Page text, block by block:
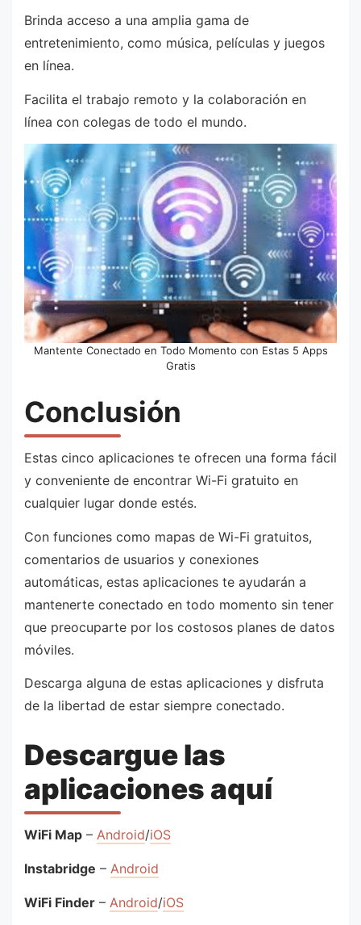
Brinda acceso a una amplia gama de
entretenimiento, como música, películas y juegos
en línea.
Facilita el trabajo remoto y la colaboración en
línea con colegas de todo el mundo.
Mantente Conectado en Todo Momento con Estas 5 Apps
Gratis
Conclusión
Estas cinco aplicaciones te ofrecen una forma fácil
y conveniente de encontrar Wi-Fi gratuito en
cualquier lugar donde estés.
Con funciones como mapas de Wi-Fi gratuitos,
comentarios de usuarios y conexiones
automáticas, estas aplicaciones te ayudarán a
mantenerte conectado en todo momento sin tener
que preocuparte por los costosos planes de datos
móviles.
Descarga alguna de estas aplicaciones y disfruta
de la libertad de estar siempre conectado.
Descargue las
aplicaciones aquí
WiFi Map – Android/iOS
Instabridge – Android
WiFi Finder – Android/iOS